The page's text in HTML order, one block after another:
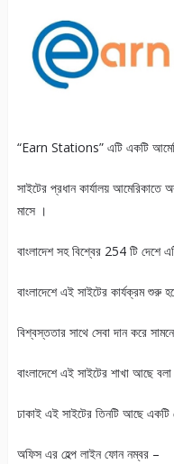
“Earn Stations” এটি একটি
সাইটের প্রধান কার্যালয়
মাসে ।
বাংলাদেশ সহ বিশ্বের 254 টি দেশে
বাংলাদেশে এই সাইটের কার্যক্রম শুরু
বিশ্বস্ততার সাথে সেবা দান করে
বাংলাদেশে এই সাইটের শাখা আছে
ঢাকাই এই সাইটের তিনটি আছে
অফিস এর হেল্প লাইন ফোন নম্বর –